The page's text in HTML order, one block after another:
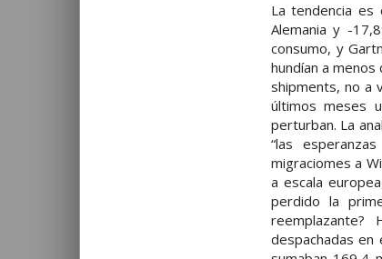
La tendencia
Alemania y -
consumo, y
hundían a
shipments, no a
últimos meses
perturban. La
“las
migraciomes a
a escala
perdido la
reemplazante?
despachadas